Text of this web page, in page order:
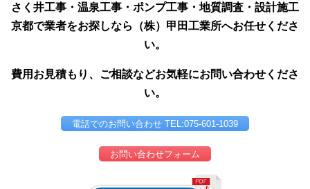
さく井工事・温泉工事・ポンプ工事・地質調査・設計施工
京都で業者をお探しなら（株）甲田工業所へお任せくださ
い。
費用お見積もり、ご相談などお気軽にお問い合わせくださ
い。
電話でのお問い合わせ TEL:075-601-1039
お問い合わせフォーム